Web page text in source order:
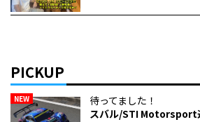
PICKUP
NEW
待ってました！
スバル/STI Motorsport